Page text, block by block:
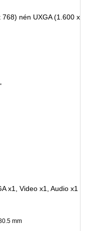
768) nén UXGA (1.600 x
x1, Video x1, Audio x1
mm